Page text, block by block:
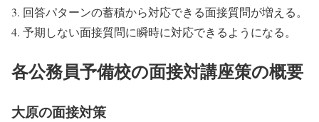
回答パターンの蓄積から対応できる面接質問が増える。
予期しない面接質問に瞬時に対応できるようになる。
各公務員予備校の面接対講座策の概要
大原の面接対策